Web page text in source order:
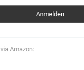
Amazon: